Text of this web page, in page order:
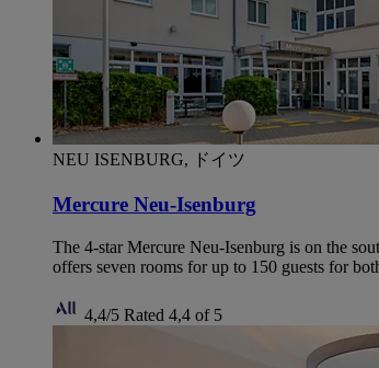
NEU ISENBURG, ドイツ
Mercure Neu-Isenburg
The 4-star Mercure Neu-Isenburg is on the
offers seven rooms for up to 150 guests for
4,4/5 Rated 4,4 of 5